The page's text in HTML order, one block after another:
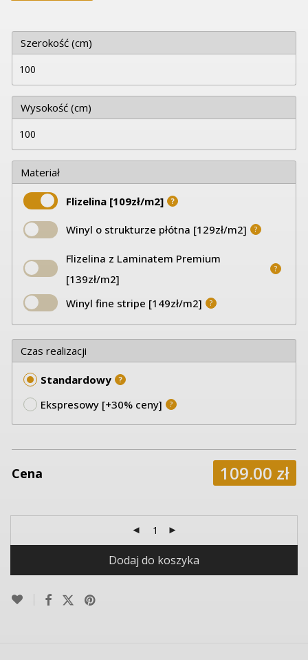
Szerokość (cm)
Wysokość (cm)
Materiał
Flizelina [109zł/m2] ?
Winyl o strukturze płótna [129zł/m2] ?
Flizelina z Laminatem Premium
[139zł/m2]
?
Winyl fine stripe [149zł/m2] ?
Czas realizacji
Standardowy ?
Ekspresowy [+30% ceny] ?
Cena 109.00 zł
Dodaj do koszyka